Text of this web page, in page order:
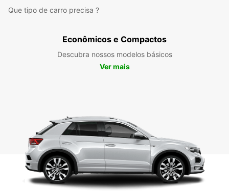
Que tipo de carro precisa ?
Econômicos e Compactos
Descubra nossos modelos básicos
Ver mais